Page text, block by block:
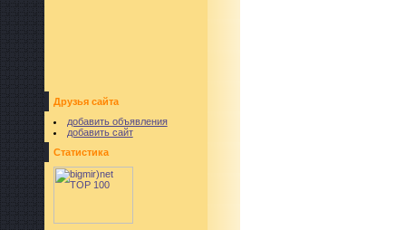
Друзья сайта
добавить объявления
добавить сайт
Статистика